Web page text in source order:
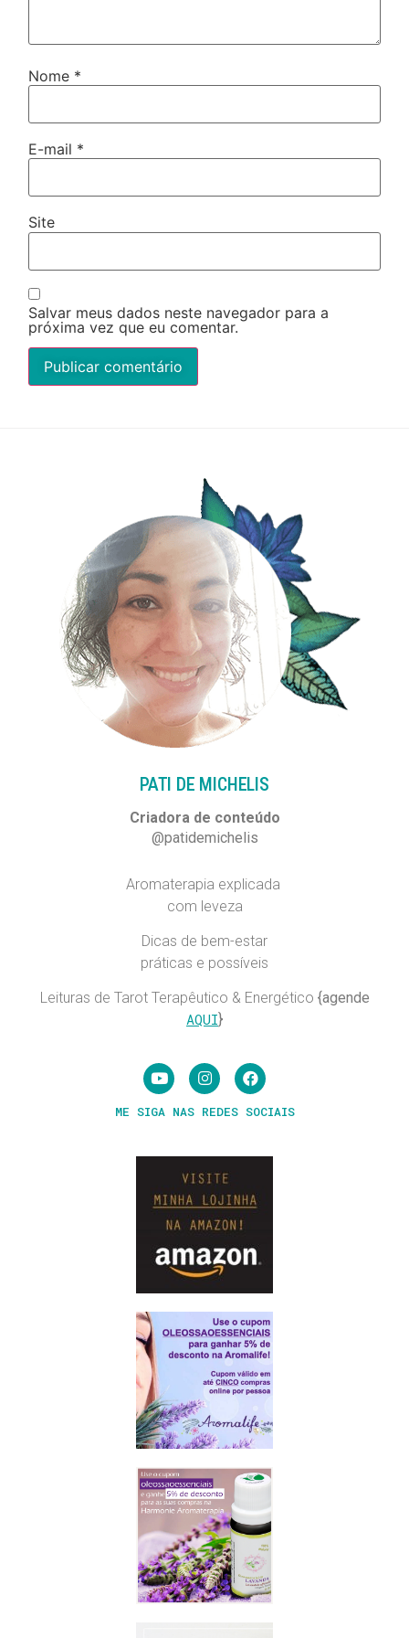
Nome *
E-mail *
Site
Salvar meus dados neste navegador para a
próxima vez que eu comentar.
PATI DE MICHELIS​
Criadora de conteúdo
@patidemichelis
Aromaterapia explicada
com leveza
Dicas de bem-estar
práticas e possíveis
Leituras de Tarot Terapêutico & Energético {agende
AQUI}
ME SIGA NAS REDES SOCIAIS